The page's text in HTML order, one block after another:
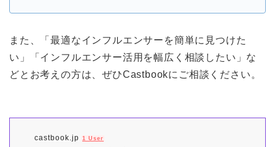
また、「最適なインフルエンサーを簡単に見つけた
い」「インフルエンサー活用を幅広く相談したい」な
どとお考えの方は、ぜひCastbookにご相談ください。
castbook.jp 1 User